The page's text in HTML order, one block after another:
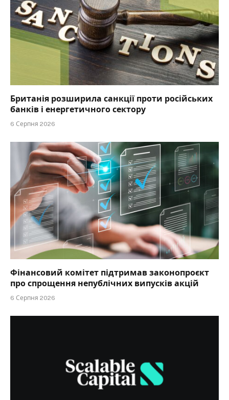
Британія розширила санкції проти російських
банків і енергетичного сектору
6 Серпня 2026
Фінансовий комітет підтримав законопроєкт
про спрощення непублічних випусків акцій
6 Серпня 2026